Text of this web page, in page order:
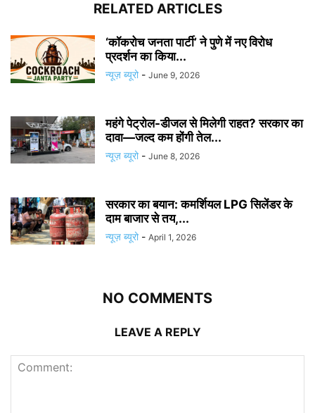
RELATED ARTICLES
‘कॉकरोच जनता पार्टी’ ने पुणे में नए विरोध
प्रदर्शन का किया...
न्यूज़ ब्यूरो - June 9, 2026
महंगे पेट्रोल-डीजल से मिलेगी राहत? सरकार का
दावा—जल्द कम होंगी तेल...
न्यूज़ ब्यूरो - June 8, 2026
सरकार का बयान: कमर्शियल LPG सिलेंडर के
दाम बाजार से तय,...
न्यूज़ ब्यूरो - April 1, 2026
NO COMMENTS
LEAVE A REPLY